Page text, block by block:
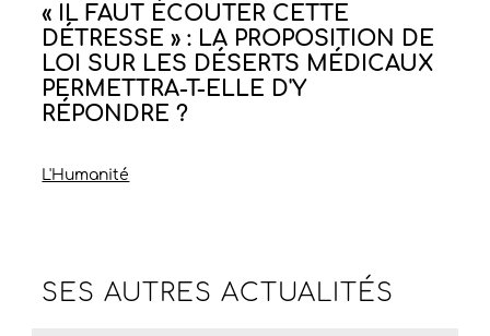
« IL FAUT ÉCOUTER CETTE
DÉTRESSE » : LA PROPOSITION DE
LOI SUR LES DÉSERTS MÉDICAUX
PERMETTRA-T-ELLE D'Y
RÉPONDRE ?
L'Humanité
SES AUTRESACTUALITÉS